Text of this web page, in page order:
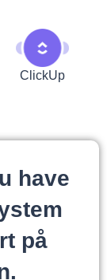
ClickUp
have
på